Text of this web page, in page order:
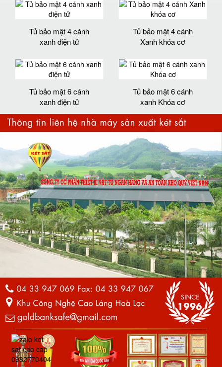
Tủ bảo mật 4 cánh
xanh điện tử
Tủ bảo mật 4 cánh
Xanh khóa cơ
Tủ bảo mật 6 cánh
xanh điện tử
Tủ bảo mật 6 cánh
xanh Khóa cơ